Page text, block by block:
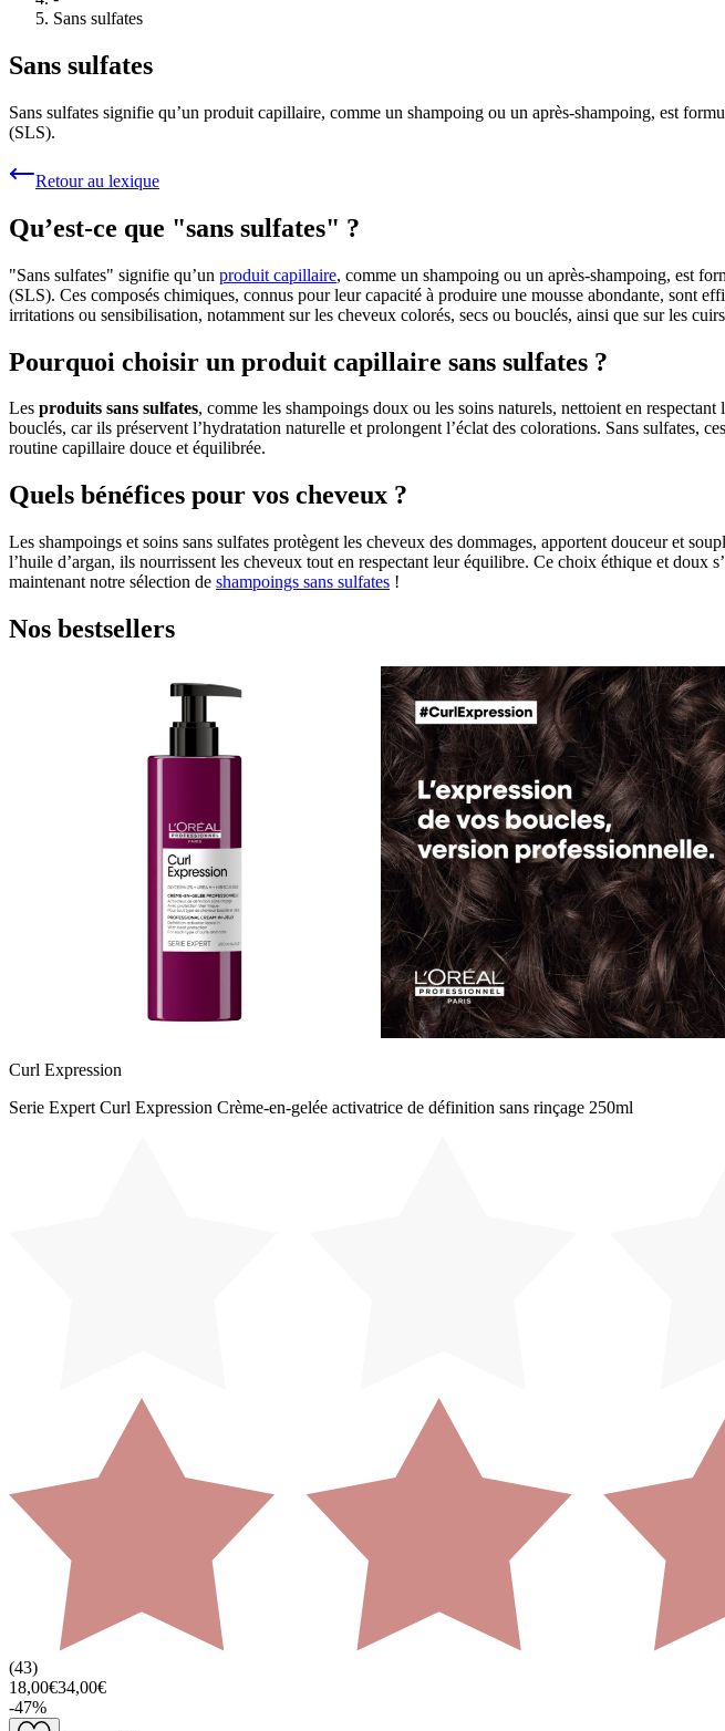
Sans sulfates
Sans sulfates
Sans sulfates signifie qu’un produit capillaire, comme un shampoing ou un après-shampoing, est
(SLS).
Retour au lexique
Qu’est-ce que "sans sulfates" ?
"Sans sulfates" signifie qu’un produit capillaire, comme un shampoing ou un après-shampoing, est
(SLS). Ces composés chimiques, connus pour leur capacité à produire une mousse abondante, sont
irritations ou sensibilisation, notamment sur les cheveux colorés, secs ou bouclés, ainsi que sur les
Pourquoi choisir un produit capillaire sans sulfates ?
Les produits sans sulfates, comme les shampoings doux ou les soins naturels, nettoient en
bouclés, car ils préservent l’hydratation naturelle et prolongent l’éclat des colorations. Sans sulfates,
routine capillaire douce et équilibrée.
Quels bénéfices pour vos cheveux ?
Les shampoings et soins sans sulfates protègent les cheveux des dommages, apportent douceur et
l’huile d’argan, ils nourrissent les cheveux tout en respectant leur équilibre. Ce choix éthique et
maintenant notre sélection de shampoings sans sulfates !
Nos bestsellers
Curl Expression
Serie Expert Curl Expression Crème-en-gelée activatrice de définition sans rinçage 250ml
(43)
18,00€34,00€
-47%